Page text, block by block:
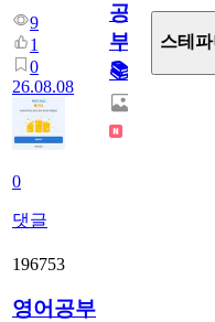
9
1
0
26.08.08
0
댓글
공
부!
📚
스테파
196753
영어공부